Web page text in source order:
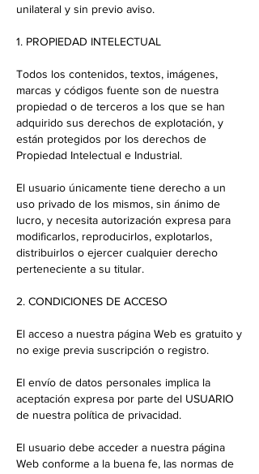
unilateral y sin previo aviso.
1. PROPIEDAD INTELECTUAL
Todos los contenidos, textos, imágenes,
marcas y códigos fuente son de nuestra
propiedad o de terceros a los que se han
adquirido sus derechos de explotación, y
están protegidos por los derechos de
Propiedad Intelectual e Industrial.
El usuario únicamente tiene derecho a un
uso privado de los mismos, sin ánimo de
lucro, y necesita autorización expresa para
modificarlos, reproducirlos, explotarlos,
distribuirlos o ejercer cualquier derecho
perteneciente a su titular.
2. CONDICIONES DE ACCESO
El acceso a nuestra página Web es gratuito y
no exige previa suscripción o registro.
El envío de datos personales implica la
aceptación expresa por parte del USUARIO
de nuestra política de privacidad.
El usuario debe acceder a nuestra página
Web conforme a la buena fe, las normas de